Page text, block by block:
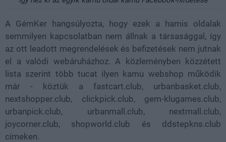
A GémKer hangsúlyozta, hogy ezek a hamis oldalak
semmilyen kapcsolatban nem állnak a társasággal, így
az ott leadott megrendelések és befizetések nem jutnak
el a valódi webáruházhoz. A közleményben közzétett
lista szerint több tucat ilyen kamu webshop működik
már - köztük a fastcart.club, urbanbasket.club,
nextshopper.club, clickpick.club, gem-klugames.club,
urbanpick.club, urbanmall.club, nextmall.club,
joycorner.club, shopworld.club és ddstepkns.club
címeken.